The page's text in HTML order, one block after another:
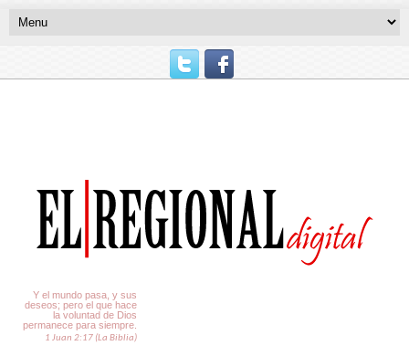
Y el mundo pasa, y sus
deseos; pero el que hace
la voluntad de Dios
permanece para siempre.
1 Juan 2:17 (La Biblia)